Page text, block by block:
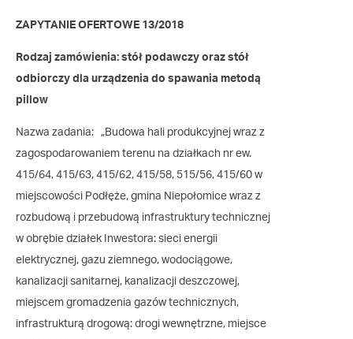
ZAPYTANIE OFERTOWE 13/2018
Rodzaj zamówienia: stół podawczy oraz stół
odbiorczy dla urządzenia do spawania metodą
pillow
Nazwa zadania: „Budowa hali produkcyjnej wraz z
zagospodarowaniem terenu na działkach nr ew.
415/64, 415/63, 415/62, 415/58, 515/56, 415/60 w
miejscowości Podłęże, gmina Niepołomice wraz z
rozbudową i przebudową infrastruktury technicznej
w obrębie działek Inwestora: sieci energii
elektrycznej, gazu ziemnego, wodociągowe,
kanalizacji sanitarnej, kanalizacji deszczowej,
miejscem gromadzenia gazów technicznych,
infrastrukturą drogową: drogi wewnętrzne, miejsce